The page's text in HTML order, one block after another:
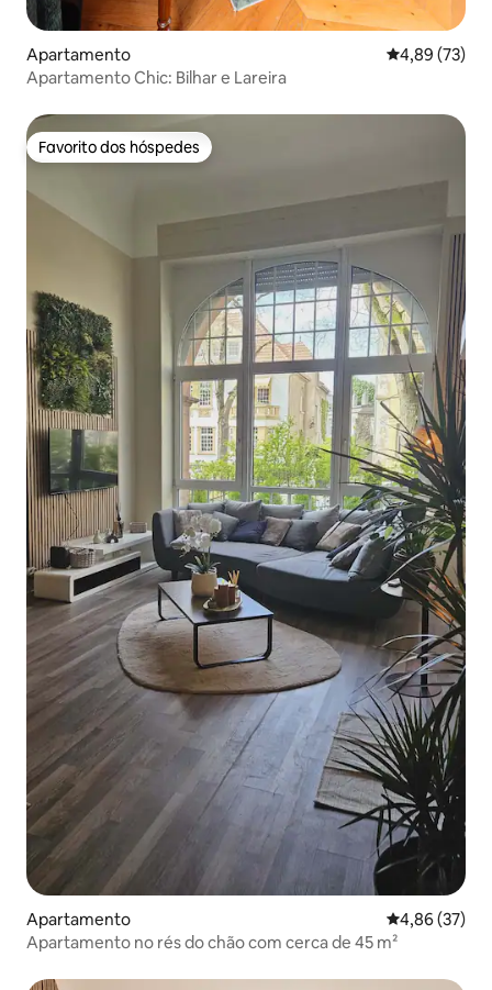
Apartamento Classificação
4,89 (73)
Apartamento Chic: Bilhar e Lareira
Favorito dos hóspedes
Favorito dos hóspedes
Apartamento Classificação
4,86 (37)
Apartamento no rés do chão com cerca de 45 m²